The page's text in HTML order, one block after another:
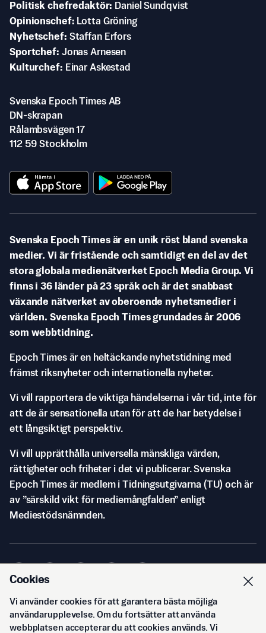
Politisk chefredaktör Daniel Sundqvist
Opinionschef Lotta Gröning
Nyhetschef Staffan Erfors
Sportchef Jonas Arnesen
Kulturchef
Einar Askestad
Svenska Epoch Times AB
DN-skrapan
Rålambsvägen 17
112 59 Stockholm
Svenska Epoch Times är en unik röst bland svenska
medier. Vi är fristående och samtidigt en del av det
stora globala medienätverket Epoch Media Group. Vi
finns i 36 länder på 23 språk och är det snabbast
växande nätverket av oberoende nyhetsmedier i
världen. Svenska Epoch Times grundades år 2006
som webbtidning.
Epoch Times är en heltäckande nyhetstidning med
främst riksnyheter och internationella nyheter.
Vi vill rapportera de viktiga händelserna i vår tid, inte för
att de är sensationella utan för att de har betydelse i
ett långsiktigt perspektiv.
Vi vill upprätthålla universella mänskliga värden,
rättigheter och friheter i det vi publicerar. Svenska
Epoch Times är medlem i Tidningsutgivarna (TU) och är
av ”särskild vikt för mediemångfalden” enligt
Mediestödsnämnden.
© Svenska Epoch Times AB2026
Cookies
Vi använder cookies för att garantera bästa möjliga
användarupplevelse. Om du fortsätter att använda
webbplatsen accepterar du att cookies används. Vi